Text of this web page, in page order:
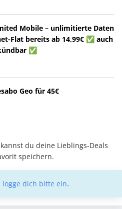
Mobile – unlimitierte Daten
Flat bereits ab 14,99€ ✅ auch
✅
Geo für 45€
du deine Lieblings-Deals
speichern.
logge dich bitte ein.